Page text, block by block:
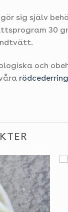
sig själv
30
och